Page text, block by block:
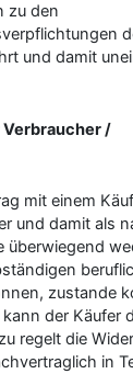
zu den
und damit
/
mit einem
und damit als
überwiegend
zustande
kann der Käufer
regelt die
in